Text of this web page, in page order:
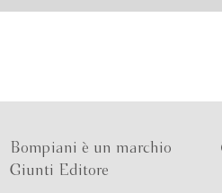
Bompiani è un marchio
Giunti Editore